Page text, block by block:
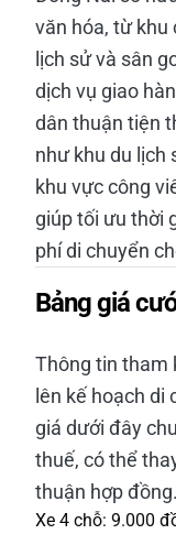
văn hóa, từ khu
lịch sử và sân
dịch vụ giao
dân thuận tiện
như khu du lịch
khu vực công
giúp tối ưu thời
phí di chuyển
Bảng giá
Thông tin tham
lên kế hoạch di
giá dưới đây
thuế, có thể
thuận hợp đồng.
Xe 4 chỗ: 9.000